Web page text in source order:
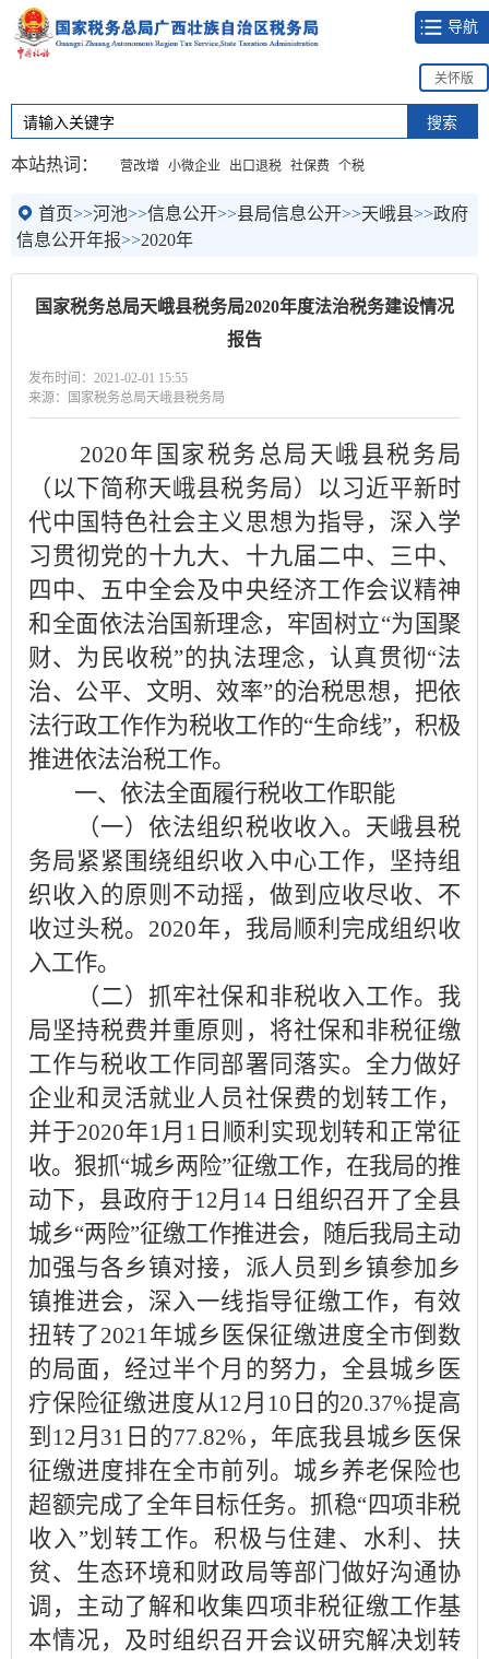
导航
关怀版
本站热词： 营改增 小微企业 出口退税 社保费 个税
首页>>河池>>信息公开>>县局信息公开>>天峨县>>政府
信息公开年报>>2020年
国家税务总局天峨县税务局2020年度法治税务建设情况
报告
发布时间：2021-02-01 15:55
来源：国家税务总局天峨县税务局
2020年国家税务总局天峨县税务局
（以下简称天峨县税务局）以习近平新时
代中国特色社会主义思想为指导，深入学
习贯彻党的十九大、十九届二中、三中、
四中、五中全会及中央经济工作会议精神
和全面依法治国新理念，牢固树立“为国聚
财、为民收税”的执法理念，认真贯彻“法
治、公平、文明、效率”的治税思想，把依
法行政工作作为税收工作的“生命线”，积极
推进依法治税工作。
一、依法全面履行税收工作职能
（一）依法组织税收收入。天峨县税
务局紧紧围绕组织收入中心工作，坚持组
织收入的原则不动摇，做到应收尽收、不
收过头税。2020年，我局顺利完成组织收
入工作。
（二）抓牢社保和非税收入工作。我
局坚持税费并重原则，将社保和非税征缴
工作与税收工作同部署同落实。全力做好
企业和灵活就业人员社保费的划转工作，
并于2020年1月1日顺利实现划转和正常征
收。狠抓“城乡两险”征缴工作，在我局的推
动下，县政府于12月14 日组织召开了全县
城乡“两险”征缴工作推进会，随后我局主动
加强与各乡镇对接，派人员到乡镇参加乡
镇推进会，深入一线指导征缴工作，有效
扭转了2021年城乡医保征缴进度全市倒数
的局面，经过半个月的努力，全县城乡医
疗保险征缴进度从12月10日的20.37%提高
到12月31日的77.82%，年底我县城乡医保
征缴进度排在全市前列。城乡养老保险也
超额完成了全年目标任务。抓稳“四项非税
收入”划转工作。积极与住建、水利、扶
贫、生态环境和财政局等部门做好沟通协
调，主动了解和收集四项非税征缴工作基
本情况，及时组织召开会议研究解决划转